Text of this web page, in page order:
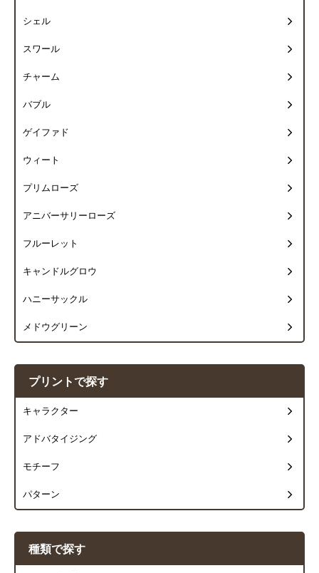
シェル
スワール
チャーム
バブル
ゲイファド
ウィート
プリムローズ
アニバーサリーローズ
フルーレット
キャンドルグロウ
ハニーサックル
メドウグリーン
プリントで探す
キャラクター
アドバタイジング
モチーフ
パターン
種類で探す